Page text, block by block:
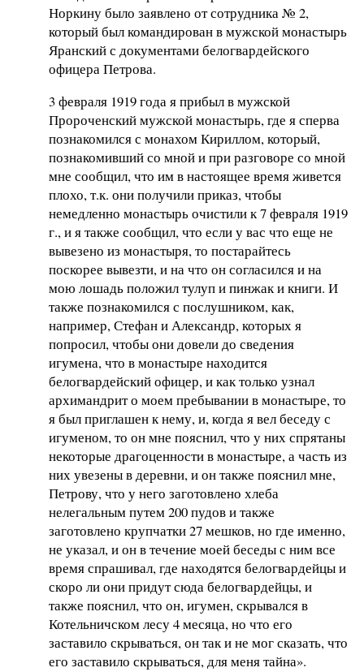
Норкину было заявлено от сотрудника № 2,
который был командирован в мужской монастырь
Яранский с документами белогвардейского
офицера Петрова.
3 февраля 1919 года я прибыл в мужской
Пророченский мужской монастырь, где я сперва
познакомился с монахом Кириллом, который,
познакомивший со мной и при разговоре со мной
мне сообщил, что им в настоящее время живется
плохо, т.к. они получили приказ, чтобы
немедленно монастырь очистили к 7 февраля 1919
г., и я также сообщил, что если у вас что еще не
вывезено из монастыря, то постарайтесь
поскорее вывезти, и на что он согласился и на
мою лошадь положил тулуп и пинжак и книги. И
также познакомился с послушником, как,
например, Стефан и Александр, которых я
попросил, чтобы они довели до сведения
игумена, что в монастыре находится
белогвардейский офицер, и как только узнал
архимандрит о моем пребывании в монастыре, то
я был приглашен к нему, и, когда я вел беседу с
игуменом, то он мне пояснил, что у них спрятаны
некоторые драгоценности в монастыре, а часть из
них увезены в деревни, и он также пояснил мне,
Петрову, что у него заготовлено хлеба
нелегальным путем 200 пудов и также
заготовлено крупчатки 27 мешков, но где именно,
не указал, и он в течение моей беседы с ним все
время спрашивал, где находятся белогвардейцы и
скоро ли они придут сюда белогвардейцы, и
также пояснил, что он, игумен, скрывался в
Котельничском лесу 4 месяца, но что его
заставило скрываться, он так и не мог сказать, что
его заставило скрываться, для меня тайна».